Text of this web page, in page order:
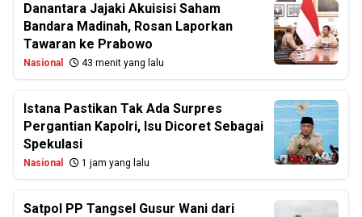
Danantara Jajaki Akuisisi Saham
Bandara Madinah, Rosan Laporkan
Tawaran ke Prabowo
Nasional 43 menit yang lalu
Istana Pastikan Tak Ada Surpres
Pergantian Kapolri, Isu Dicoret Sebagai
Spekulasi
Nasional 1 jam yang lalu
Satpol PP Tangsel Gusur Wani dari